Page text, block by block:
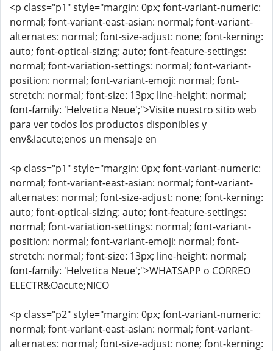
<p class="p1" style="margin: 0px; font-variant-numeric:
normal; font-variant-east-asian: normal; font-variant-
alternates: normal; font-size-adjust: none; font-kerning:
auto; font-optical-sizing: auto; font-feature-settings:
normal; font-variation-settings: normal; font-variant-
position: normal; font-variant-emoji: normal; font-
stretch: normal; font-size: 13px; line-height: normal;
font-family: 'Helvetica Neue';">Visite nuestro sitio web
para ver todos los productos disponibles y
env&iacute;enos un mensaje en
<p class="p1" style="margin: 0px; font-variant-numeric:
normal; font-variant-east-asian: normal; font-variant-
alternates: normal; font-size-adjust: none; font-kerning:
auto; font-optical-sizing: auto; font-feature-settings:
normal; font-variation-settings: normal; font-variant-
position: normal; font-variant-emoji: normal; font-
stretch: normal; font-size: 13px; line-height: normal;
font-family: 'Helvetica Neue';">WHATSAPP o CORREO
ELECTR&Oacute;NICO
<p class="p2" style="margin: 0px; font-variant-numeric:
normal; font-variant-east-asian: normal; font-variant-
alternates: normal; font-size-adjust: none; font-kerning: